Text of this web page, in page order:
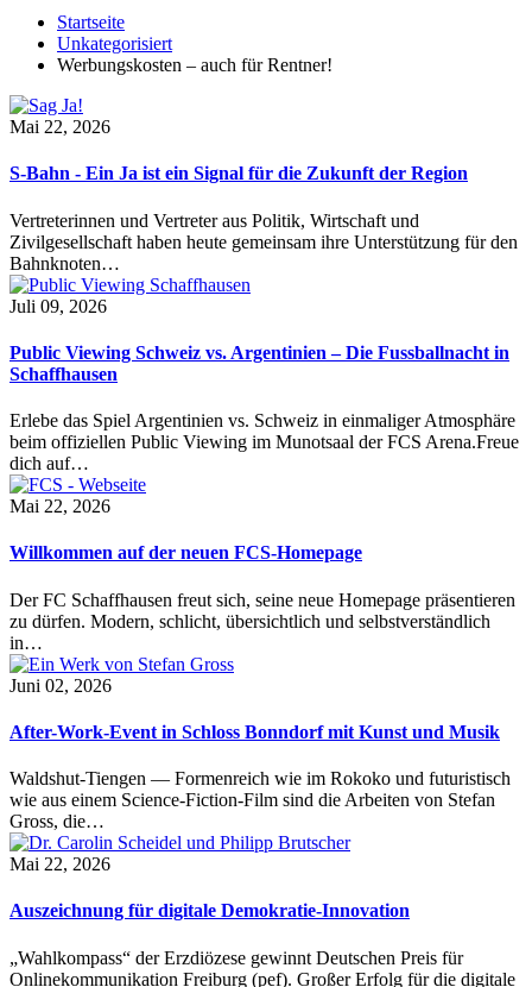
Startseite
Unkategorisiert
Werbungskosten – auch für Rentner!
Mai 22, 2026
S-Bahn - Ein Ja ist ein Signal für die Zukunft der Region
Vertreterinnen und Vertreter aus Politik, Wirtschaft und
Zivilgesellschaft haben heute gemeinsam ihre Unterstützung für den
Bahnknoten…
Juli 09, 2026
Public Viewing Schweiz vs. Argentinien – Die Fussballnacht in
Schaffhausen
Erlebe das Spiel Argentinien vs. Schweiz in einmaliger Atmosphäre
beim offiziellen Public Viewing im Munotsaal der FCS Arena.Freue
dich auf…
Mai 22, 2026
Willkommen auf der neuen FCS-Homepage
Der FC Schaffhausen freut sich, seine neue Homepage präsentieren
zu dürfen. Modern, schlicht, übersichtlich und selbstverständlich
in…
Juni 02, 2026
After-Work-Event in Schloss Bonndorf mit Kunst und Musik
Waldshut-Tiengen — Formenreich wie im Rokoko und futuristisch
wie aus einem Science-Fiction-Film sind die Arbeiten von Stefan
Gross, die…
Mai 22, 2026
Auszeichnung für digitale Demokratie-Innovation
„Wahlkompass“ der Erzdiözese gewinnt Deutschen Preis für
Onlinekommunikation Freiburg (pef). Großer Erfolg für die digitale